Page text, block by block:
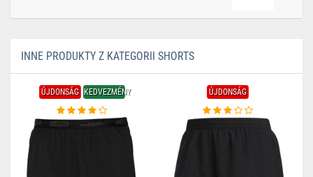
INNE PRODUKTY Z KATEGORII SHORTS
ÚJDONSÁG KEDVEZMÉNY ÚJDONSÁG